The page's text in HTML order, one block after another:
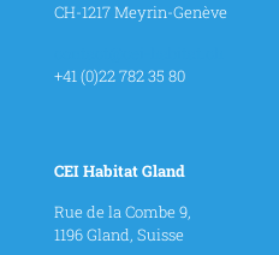
CH-1217 Meyrin-Genève
+41 (0)22 782 35 80
CEI Habitat Gland
Rue de la Combe 9,
1196 Gland, Suisse